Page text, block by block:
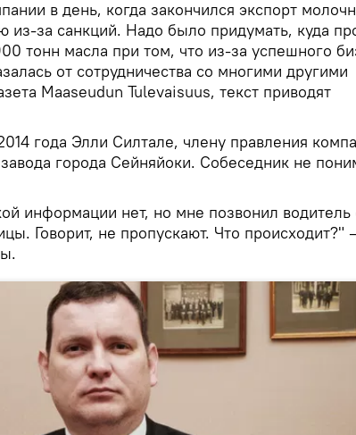
в день, когда закончился экспорт
из-за санкций. Надо было придумать, куда
тонн масла при том, что из-за успешного
от сотрудничества со многими другими
Maaseudun Tulevaisuus, текст приводят
года Элли Силтале, члену правления
города Сейняйоки. Собеседник не
информации нет, но мне позвонил
Говорит, не пропускают. Что происходит?"